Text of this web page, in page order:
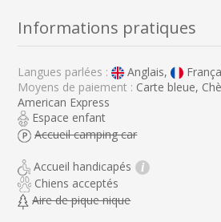
Informations pratiques
Langues parlées : Anglais,
Moyens de paiement : Carte bleue,
American Express
Espace enfant
Accueil camping car
Accueil handicapés i
Chiens acceptés
Aire de pique nique